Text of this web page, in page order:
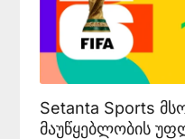
Setanta Sports
მაუწყებლობის